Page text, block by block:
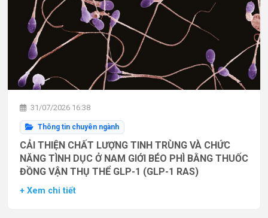
31/07/2026 16:38
Thông tin chuyên ngành
CẢI THIỆN CHẤT LƯỢNG TINH TRÙNG VÀ CHỨC
NĂNG TÌNH DỤC Ở NAM GIỚI BÉO PHÌ BẰNG THUỐC
ĐỒNG VẬN THỤ THỂ GLP-1 (GLP-1 RAS)
+ Xem chi tiết